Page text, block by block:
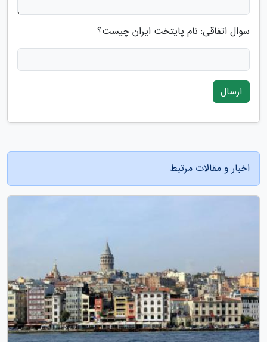
سوال اتفاقی: نام پایتخت ایران چیست؟
ارسال
اخبار و مقالات مرتبط